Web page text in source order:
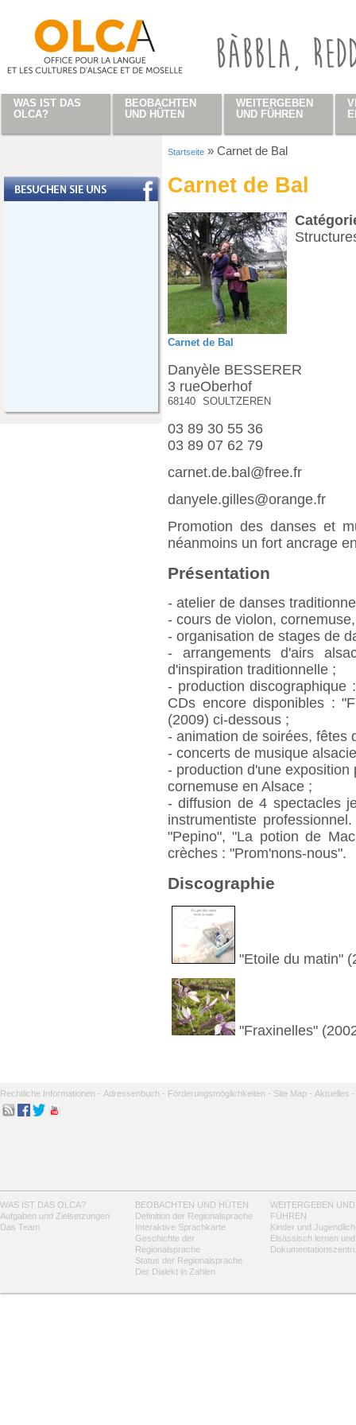
Startseite » Carnet de Bal
Carnet de Bal
Carnet de Bal
Danyèle BESSERER
3 rueOberhof
68140 SOULTZEREN
03 89 30 55 36
03 89 07 62 79
carnet.de.bal@free.fr
danyele.gilles@orange.fr
Promotion des danses et
néanmoins un fort ancrage
Présentation
- atelier de danses
- cours de violon,
- organisation de stages de
- arrangements d'airs
d'inspiration traditionnelle ;
- production
CDs encore disponibles :
(2009) ci-dessous ;
- animation de soirées, fêtes
- concerts de musique
- production d'une
cornemuse en Alsace ;
- diffusion de 4 spectacles
instrumentiste
"Pepino", "La potion de
crèches : "Prom'nons-nous".
Discographie
"Etoile du matin"
"Fraxinelles"
Rechtliche Informationen - Adressenbuch - Förderungsmöglichkeiten - Site Map - Aktuelles -
WAS IST DAS OLCA?
Aufgaben und Zielsetzungen
Das Team
BEOBACHTEN UND HÜTEN
Definition der Regionalsprache
Interaktive Sprachkarte
Geschichte der
Regionalsprache
Status der Regionalsprache
Der Dialekt in Zahlen
WEITERGEBEN UND
FÜHREN
Kinder und
Elsässisch lernen
WAS IST DAS
OLCA?
BEOBACHTEN
UND HÜTEN
WEITERGEBEN
UND FÜHREN